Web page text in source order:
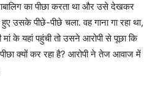
का पीछा करता था और उसे देखकर
हुए उसके पीछे-पीछे चला. वह गाना गा रहा था,
मां के यहां पहुंची तो उसने आरोपी से पूछा कि
क्यों कर रहा है? आरोपी ने तेज आवाज में